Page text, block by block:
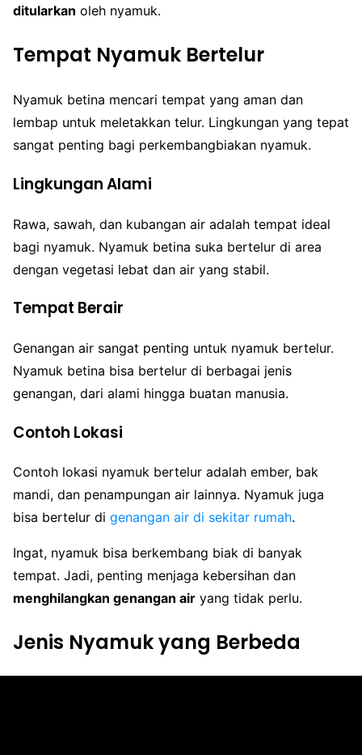
ditularkan oleh nyamuk.
Tempat Nyamuk Bertelur
Nyamuk betina mencari tempat yang aman dan
lembap untuk meletakkan telur. Lingkungan yang tepat
sangat penting bagi perkembangbiakan nyamuk.
Lingkungan Alami
Rawa, sawah, dan kubangan air adalah tempat ideal
bagi nyamuk. Nyamuk betina suka bertelur di area
dengan vegetasi lebat dan air yang stabil.
Tempat Berair
Genangan air sangat penting untuk nyamuk bertelur.
Nyamuk betina bisa bertelur di berbagai jenis
genangan, dari alami hingga buatan manusia.
Contoh Lokasi
Contoh lokasi nyamuk bertelur adalah ember, bak
mandi, dan penampungan air lainnya. Nyamuk juga
bisa bertelur di genangan air di sekitar rumah.
Ingat, nyamuk bisa berkembang biak di banyak
tempat. Jadi, penting menjaga kebersihan dan
menghilangkan genangan air yang tidak perlu.
Jenis Nyamuk yang Berbeda